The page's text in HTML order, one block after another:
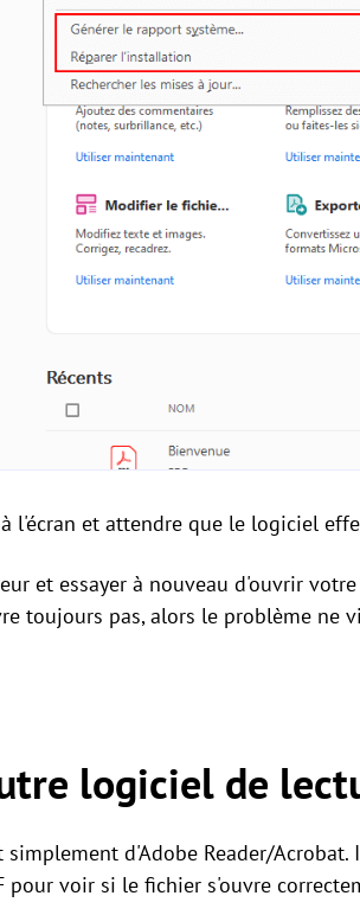
l'écran et attendre que le logiciel
et essayer à nouveau d'ouvrir
toujours pas, alors le problème ne
logiciel de
d'Adobe Reader/
pour voir si le fichier s'ouvre